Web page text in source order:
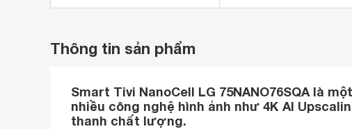
Thông tin sản phẩm
Smart Tivi NanoCell LG 75NANO76SQA là
nhiều công nghệ hình ảnh như 4K AI
thanh chất lượng.